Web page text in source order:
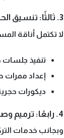
3. ثالثًا: تنسيق الحدائق والمساحات الخارجية بالحجر
لا تكتمل أناقة
تنفيذ جلسات
إعداد ممرات
ديكورات
4. رابعًا: ترميم وصيانة الأحجار
وبجانب خدمات